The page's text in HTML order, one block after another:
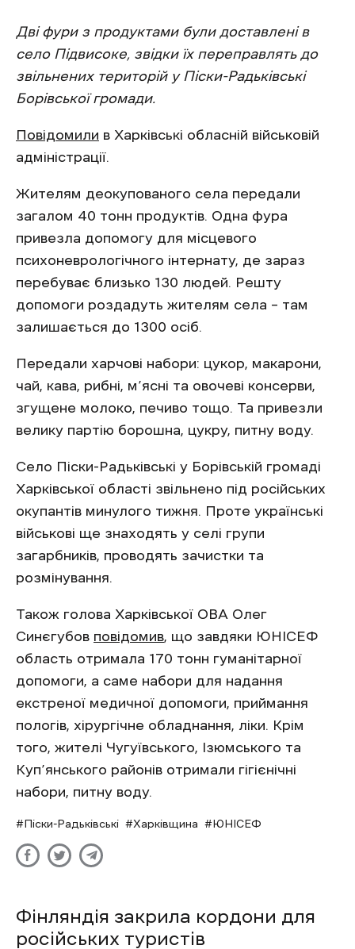
Дві фури з продуктами були доставлені в
село Підвисоке, звідки їх переправлять до
звільнених територій у Піски-Радьківські
Борівської громади.
Повідомили в Харківські обласній військовій
адміністрації.
Жителям деокупованого села передали
загалом 40 тонн продуктів. Одна фура
привезла допомогу для місцевого
психоневрологічного інтернату, де зараз
перебуває близько 130 людей. Решту
допомоги роздадуть жителям села – там
залишається до 1300 осіб.
Передали харчові набори: цукор, макарони,
чай, кава, рибні, м’ясні та овочеві консерви,
згущене молоко, печиво тощо. Та привезли
велику партію борошна, цукру, питну воду.
Село Піски-Радьківські у Борівській громаді
Харківської області звільнено під російських
окупантів минулого тижня. Проте українські
військові ще знаходять у селі групи
загарбників, проводять зачистки та
розмінування.
Також голова Харківської ОВА Олег
Синєгубов повідомив, що завдяки ЮНІСЕФ
область отримала 170 тонн гуманітарної
допомоги, а саме набори для надання
екстреної медичної допомоги, приймання
пологів, хірургічне обладнання, ліки. Крім
того, жителі Чугуївського, Ізюмського та
Куп’янського районів отримали гігієнічні
набори, питну воду.
Піски-Радьківські Харківщина ЮНІСЕФ
Фінляндія закрила кордони для
російських туристів